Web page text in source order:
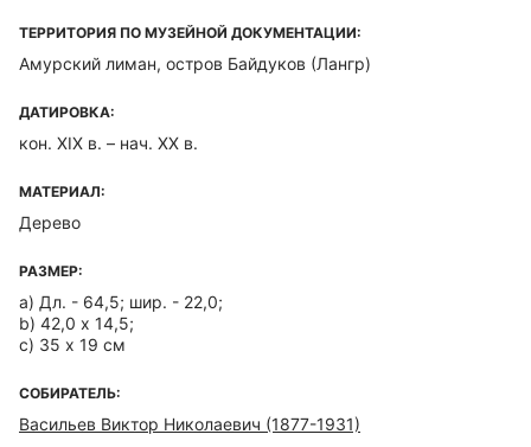
ТЕРРИТОРИЯ ПО МУЗЕЙНОЙ ДОКУМЕНТАЦИИ:
Амурский лиман, остров Байдуков (Лангр)
ДАТИРОВКА:
кон. XIX в. – нач. XX в.
МАТЕРИАЛ:
Дерево
РАЗМЕР:
a) Дл. - 64,5; шир. - 22,0;
b) 42,0 х 14,5;
c) 35 х 19 см
СОБИРАТЕЛЬ:
Васильев Виктор Николаевич (1877-1931)